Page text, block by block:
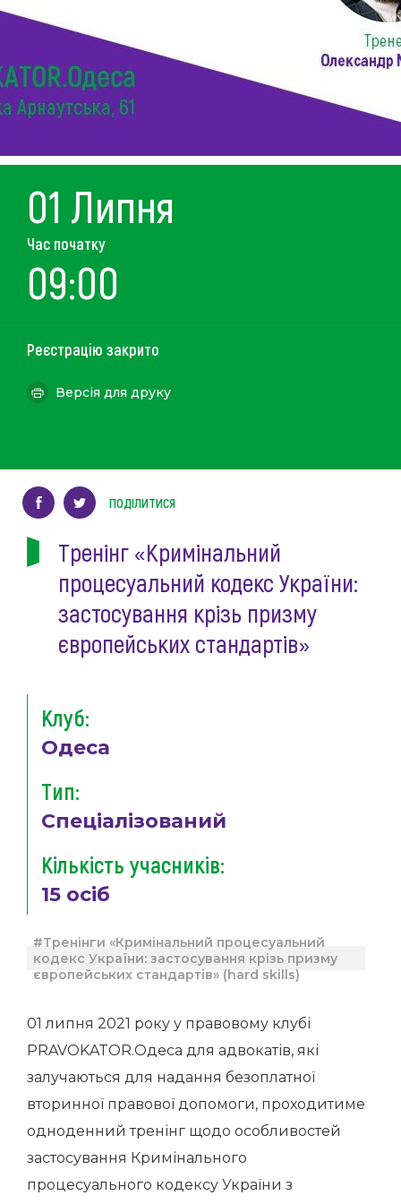
Тренінг «Кримінальний
процесуальний кодекс України:
застосування крізь призму
європейських стандартів»
Клуб:
Одеса
Тип:
Спеціалізований
Кількість учасників:
15 осіб
#Тренінги «Кримінальний процесуальний
кодекс України: застосування крізь призму
європейських стандартів» (hard skills)
01 липня 2021 року у правовому клубі
PRAVOKATOR.Одеса для адвокатів, які
залучаються для надання безоплатної
вторинної правової допомоги, проходитиме
одноденний тренінг щодо особливостей
застосування Кримінального
процесуального кодексу України з
01 Липня
Час початку
09:00
Реєстрацію закрито
Версія для друку
ПОДІЛИТИСЯ